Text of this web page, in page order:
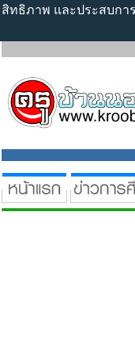
ทธิภาพ และประสบก